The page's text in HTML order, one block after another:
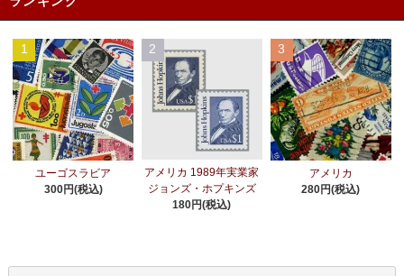
1
ユーゴスラビア
300円(税込)
2
アメリカ 1989年実業家
ジョンズ・ホプキンズ
180円(税込)
3
アメリカ
280円(税込)